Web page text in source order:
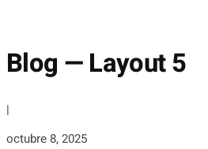
Blog — Layout 5
|
octubre 8, 2025